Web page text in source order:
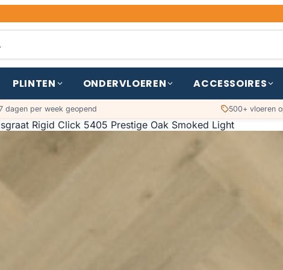
PLINTEN ONDERVLOEREN ACCESSOIRES
dagen per week geopend 500+ vloeren
Rigid Click 5405 Prestige Oak Smoked Light